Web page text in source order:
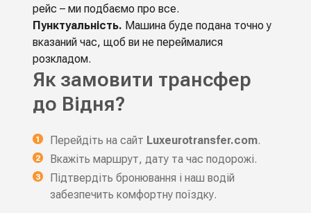
рейс – ми подбаємо про все.
Пунктуальність. Машина буде подана точно у
вказаний час, щоб ви не переймалися
розкладом.
Як замовити трансфер
до Відня?
Перейдіть на сайт Luxeurotransfer.com.
Вкажіть маршрут, дату та час подорожі.
Підтвердіть бронювання і наш водій
забезпечить комфортну поїздку.